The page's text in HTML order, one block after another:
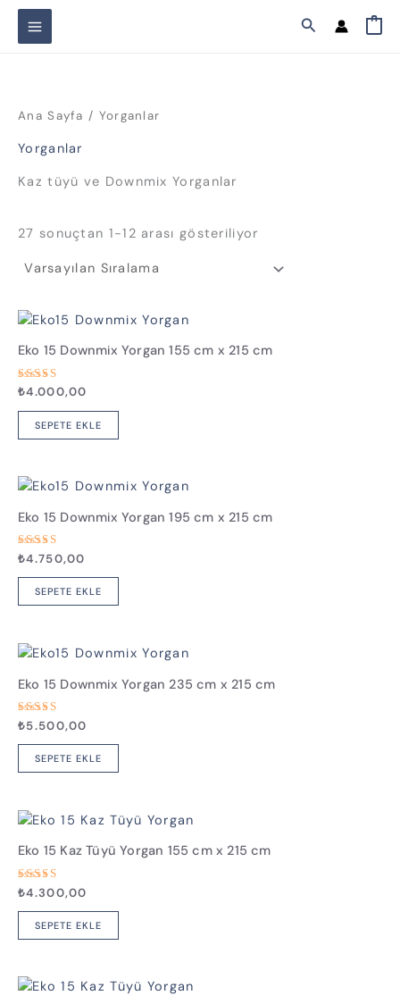
İçeriğe
Arama
Ana Sayfa / Yorganlar
Yorganlar
Kaz tüyü ve Downmix Yorganlar
27 sonuçtan 1-12 arası gösteriliyor
Eko 15 Downmix Yorgan 155 cm x 215 cm
5
üzerinden
5.00
oy aldı
₺4.000,00
SEPETE EKLE
Eko 15 Downmix Yorgan 195 cm x 215 cm
5
üzerinden
5.00
oy aldı
₺4.750,00
SEPETE EKLE
Eko 15 Downmix Yorgan 235 cm x 215 cm
5
üzerinden
4.67
oy aldı
₺5.500,00
SEPETE EKLE
Eko 15 Kaz Tüyü Yorgan 155 cm x 215 cm
5
üzerinden
4.33
oy aldı
₺4.300,00
SEPETE EKLE